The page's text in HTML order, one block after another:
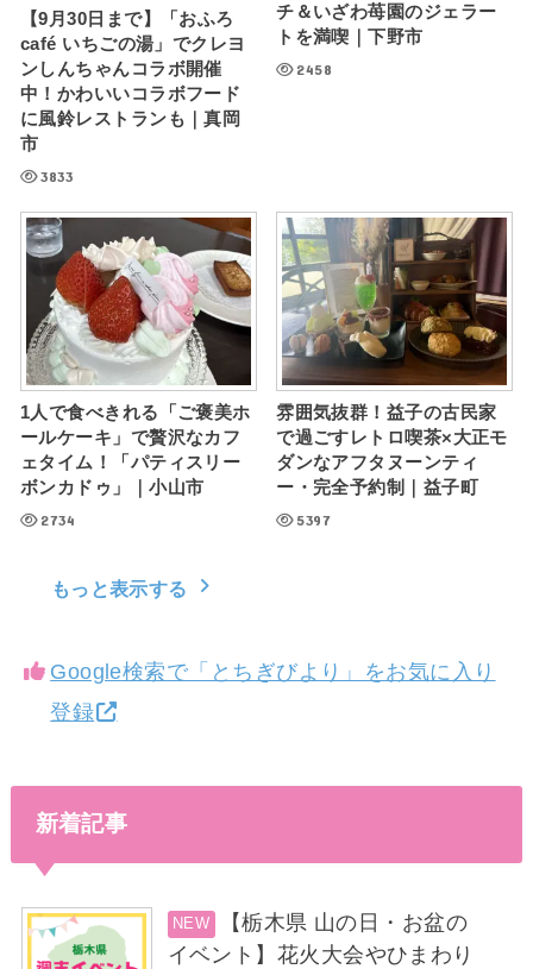
【9月30日まで】「おふろ
café いちごの湯」でクレヨ
ンしんちゃんコラボ開催
中！かわいいコラボフード
に風鈴レストランも｜真岡
市
3833
チ＆いざわ苺園のジェラー
トを満喫｜下野市
2458
1人で食べきれる「ご褒美ホ
ールケーキ」で贅沢なカフ
ェタイム！「パティスリー
ボンカドゥ」｜小山市
2734
雰囲気抜群！益子の古民家
で過ごすレトロ喫茶×大正モ
ダンなアフタヌーンティ
ー・完全予約制｜益子町
5397
もっと表示する
Google検索で「とちぎびより」をお気に入り
登録
新着記事
【栃木県 山の日・お盆の
イベント】花火大会やひまわり